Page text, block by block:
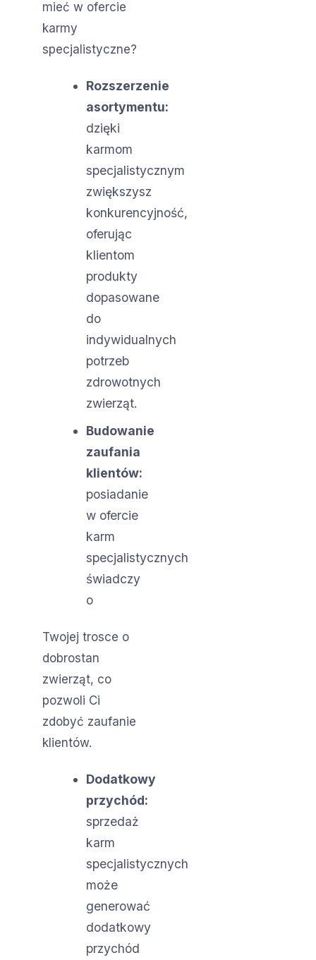
mieć w ofercie
karmy
specjalistyczne?
Rozszerzenie
asortymentu:
dzięki
karmom
specjalistycznym
zwiększysz
konkurencyjność,
oferując
klientom
produkty
dopasowane
do
indywidualnych
potrzeb
zdrowotnych
zwierząt.
Budowanie
zaufania
klientów:
posiadanie
w ofercie
karm
specjalistycznych
świadczy
o
Twojej trosce o
dobrostan
zwierząt, co
pozwoli Ci
zdobyć zaufanie
klientów.
Dodatkowy
przychód:
sprzedaż
karm
specjalistycznych
może
generować
dodatkowy
przychód